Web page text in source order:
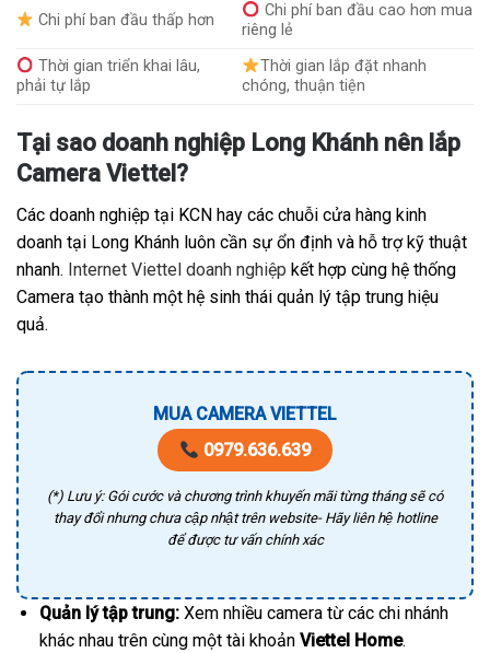
Chi phí ban đầu thấp hơn
Chi phí ban đầu cao hơn mua
riêng lẻ
Thời gian triển khai lâu,
phải tự lắp
Thời gian lắp đặt nhanh
chóng, thuận tiện
Tại sao doanh nghiệp Long Khánh nên lắp
Camera Viettel?
Các doanh nghiệp tại KCN hay các chuỗi cửa hàng kinh
doanh tại Long Khánh luôn cần sự ổn định và hỗ trợ kỹ thuật
nhanh. Internet Viettel doanh nghiệp kết hợp cùng hệ thống
Camera tạo thành một hệ sinh thái quản lý tập trung hiệu
quả.
MUA CAMERA VIETTEL
0979.636.639
(*) Lưu ý: Gói cước và chương trình khuyến mãi từng tháng sẽ có
thay đổi nhưng chưa cập nhật trên website- Hãy liên hệ hotline
để được tư vấn chính xác
Quản lý tập trung:Xem nhiều camera từ các chi nhánh
khác nhau trên cùng một tài khoản Viettel Home.